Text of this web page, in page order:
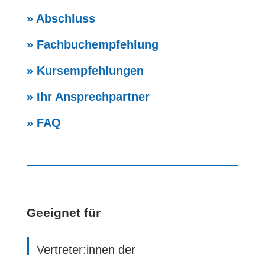
» Abschluss
» Fachbuchempfehlung
» Kursempfehlungen
» Ihr Ansprechpartner
» FAQ
Geeignet für
Vertreter:innen der